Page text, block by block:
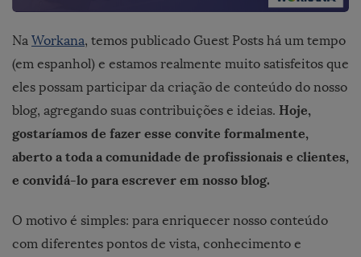
Na Workana, temos publicado Guest Posts há um tempo
(em espanhol) e estamos realmente muito satisfeitos que
eles possam participar da criação de conteúdo do nosso
blog, agregando suas contribuições e ideias. Hoje,
gostaríamos de fazer esse convite formalmente,
aberto a toda a comunidade de profissionais e clientes,
e convidá-lo para escrever em nosso blog.
O motivo é simples: para enriquecer nosso conteúdo
com diferentes pontos de vista, conhecimento e